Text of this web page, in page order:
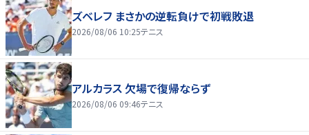
ズベレフ まさかの逆転負けで初戦敗退
2026/08/06 10:25テニス
アルカラス 欠場で復帰ならず
2026/08/06 09:46テニス